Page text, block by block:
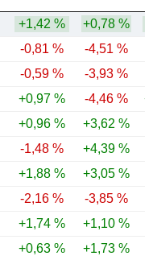
0,49 %
0,78 %
680.506
0,78 %
8 Mio $
0,01 %
280.184
0,01 %
7 Mio $
+1,42 % +0,78 %
-0,81 %
-4,51 %
-0,59 % -3,93 %
+0,97 % -4,46 %
+0,96 % +3,62 %
-1,48 % +4,39 %
+1,88 % +3,05 %
-2,16 % -3,85 %
+1,74 % +1,10 %
+0,63 %
+1,73 %